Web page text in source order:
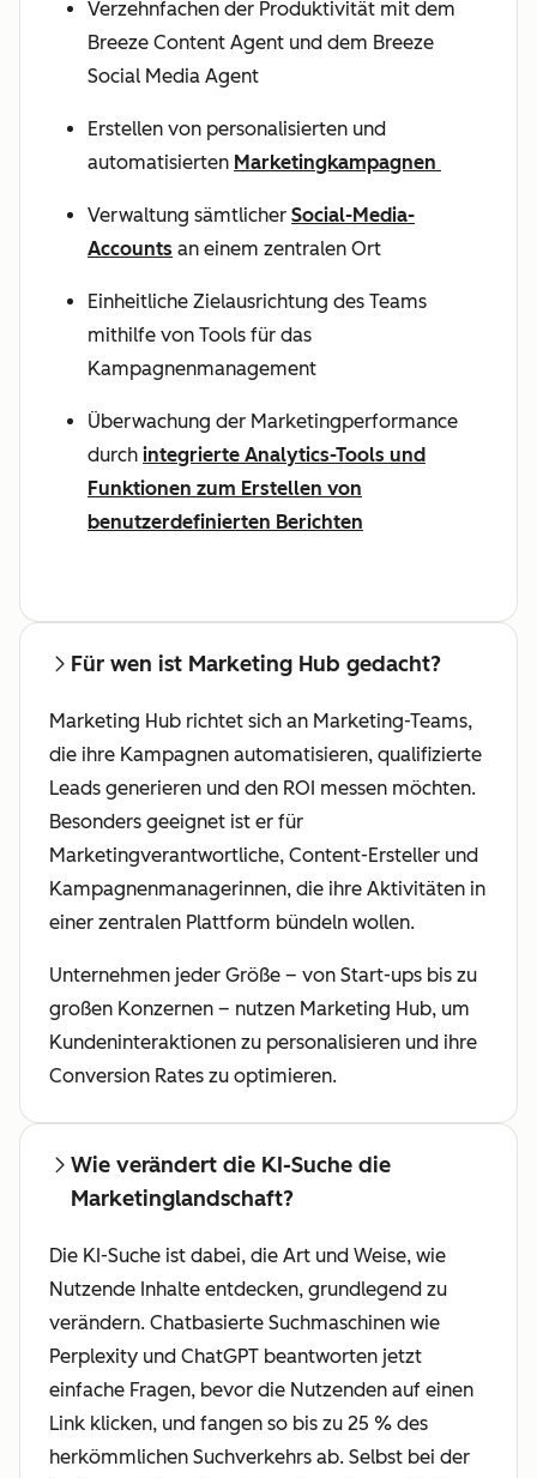
Verzehnfachen der Produktivität mit dem
Breeze Content Agent und dem Breeze
Social Media Agent
Erstellen von personalisierten und
automatisierten Marketingkampagnen
Verwaltung sämtlicher Social-Media-
Accounts an einem zentralen Ort
Einheitliche Zielausrichtung des Teams
mithilfe von Tools für das
Kampagnenmanagement
Überwachung der Marketingperformance
durch integrierte Analytics-Tools und
Funktionen zum Erstellen von
benutzerdefinierten Berichten
Für wen ist Marketing Hub gedacht?
Marketing Hub richtet sich an Marketing-Teams,
die ihre Kampagnen automatisieren, qualifizierte
Leads generieren und den ROI messen möchten.
Besonders geeignet ist er für
Marketingverantwortliche, Content-Ersteller und
Kampagnenmanagerinnen, die ihre Aktivitäten in
einer zentralen Plattform bündeln wollen.
Unternehmen jeder Größe – von Start-ups bis zu
großen Konzernen – nutzen Marketing Hub, um
Kundeninteraktionen zu personalisieren und ihre
Conversion Rates zu optimieren.
Wie verändert die KI-Suche die
Marketinglandschaft?
Die KI-Suche ist dabei, die Art und Weise, wie
Nutzende Inhalte entdecken, grundlegend zu
verändern. Chatbasierte Suchmaschinen wie
Perplexity und ChatGPT beantworten jetzt
einfache Fragen, bevor die Nutzenden auf einen
Link klicken, und fangen so bis zu 25 % des
herkömmlichen Suchverkehrs ab. Selbst bei der